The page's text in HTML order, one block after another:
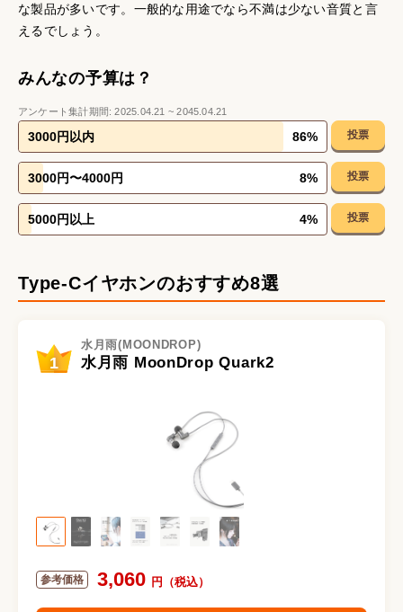
な製品が多いです。一般的な用途でなら不満は少ない音質と言
えるでしょう。
みんなの予算は？
アンケート集計期間:2025.04.21 ~2045.04.21
3000円以内 86% 投票
3000円〜4000円 8% 投票
5000円以上 4% 投票
Type-Cイヤホンのおすすめ8選
1
水月雨(MOONDROP)
水月雨 MoonDrop Quark2
3,060